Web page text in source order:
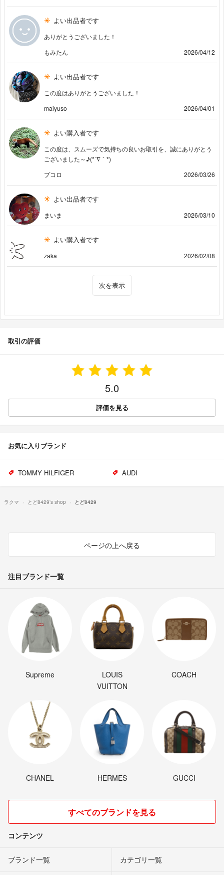
よい出品者です
ありがとうございました！
もみたん
2026/04/12
よい出品者です
この度はありがとうございました！
maiyuso
2026/04/01
よい購入者です
この度は、スムーズで気持ちの良いお取引を、誠にありがとう
ございました～♪(*´∇｀*)
プコロ
2026/03/26
よい出品者です
まいま 2026/03/10
よい購入者です
zaka 2026/02/08
次を表示
取引の評価
5.0
評価を見る
お気に入りブランド
TOMMY HILFIGER AUDI
ラクマ とど8429's shop とど8429
ページの上へ戻る
注目ブランド一覧
Supreme
LOUIS
VUITTON
COACH
CHANEL HERMES GUCCI
すべてのブランドを見る
コンテンツ
ブランド一覧 カテゴリ一覧